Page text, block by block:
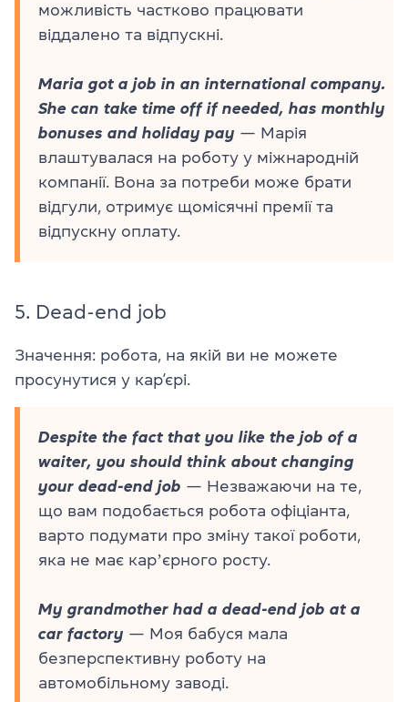
можливість частково працювати
віддалено та відпускні.
Maria got a job in an international company.
She can take time off if needed, has monthly
bonuses and holiday pay — Марія
влаштувалася на роботу у міжнародній
компанії. Вона за потреби може брати
відгули, отримує щомісячні премії та
відпускну оплату.
5. Dead-end job
Значення: робота, на якій ви не можете
просунутися у кар’єрі.
Despite the fact that you like the job of a
waiter, you should think about changing
your dead-end job — Незважаючи на те,
що вам подобається робота офіціанта,
варто подумати про зміну такої роботи,
яка не має карʼєрного росту.
My grandmother had a dead-end job at a
car factory — Моя бабуся мала
безперспективну роботу на
автомобільному заводі.